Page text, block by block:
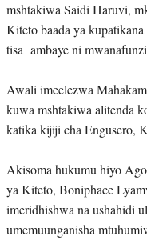
mshtakiwa Saidi Haruvi,
Kiteto baada ya
tisa ambaye ni
Awali imeelezwa
kuwa mshtakiwa alitenda
katika kijiji cha Engusero,
Akisoma hukumu hiyo
ya Kiteto, Boniphace
imeridhishwa na ushahidi
umemuunganisha